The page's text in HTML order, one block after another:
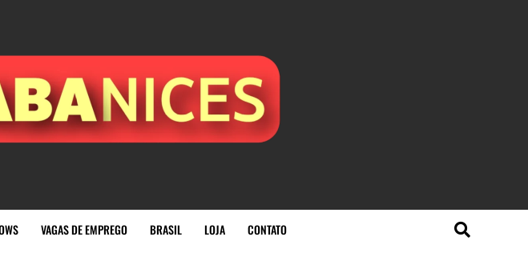
VAGAS DE EMPREGO BRASIL LOJA CONTATO